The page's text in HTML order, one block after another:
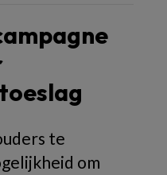
te
om